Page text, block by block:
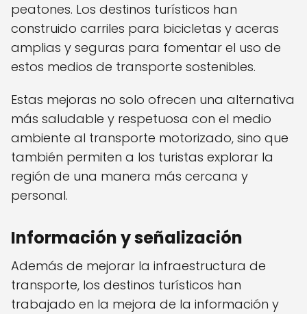
peatones. Los destinos turísticos han
construido carriles para bicicletas y aceras
amplias y seguras para fomentar el uso de
estos medios de transporte sostenibles.
Estas mejoras no solo ofrecen una alternativa
más saludable y respetuosa con el medio
ambiente al transporte motorizado, sino que
también permiten a los turistas explorar la
región de una manera más cercana y
personal.
Información y señalización
Además de mejorar la infraestructura de
transporte, los destinos turísticos han
trabajado en la mejora de la información y